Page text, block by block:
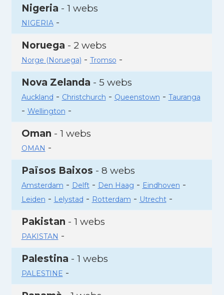
Nigeria - 1 webs
NIGERIA-
Noruega - 2 webs
Norge (Noruega) - Tromso -
Nova Zelanda - 5 webs
Auckland - Christchurch - Queenstown - Tauranga
- Wellington -
Oman - 1 webs
OMAN -
Països Baixos - 8 webs
Amsterdam - Delft- Den Haag - Eindhoven -
Leiden - Lelystad - Rotterdam - Utrecht-
Pakistan - 1 webs
PAKISTAN -
Palestina - 1 webs
PALESTINE -